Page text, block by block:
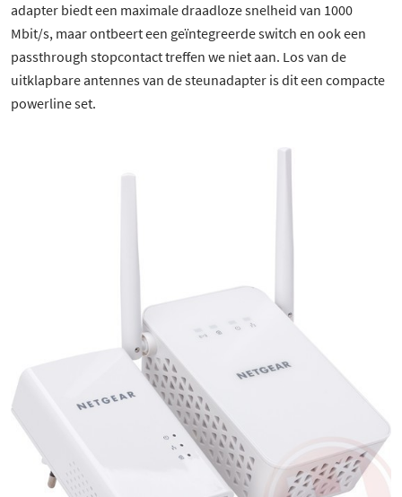
9 besproken producten
adapter biedt een maximale draadloze snelheid van 1000
Mbit/s, maar ontbeert een geïntegreerde switch en ook een
passthrough stopcontact treffen we niet aan. Los van de
uitklapbare antennes van de steunadapter is dit een compacte
powerline set.